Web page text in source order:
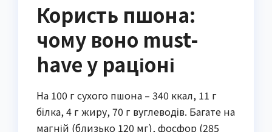
Користь пшона:
чому воно must-
have у раціоні
На 100 г сухого пшона – 340 ккал, 11 г
білка, 4 г жиру, 70 г вуглеводів. Багате на
магній (близько 120 мг), фосфор (285